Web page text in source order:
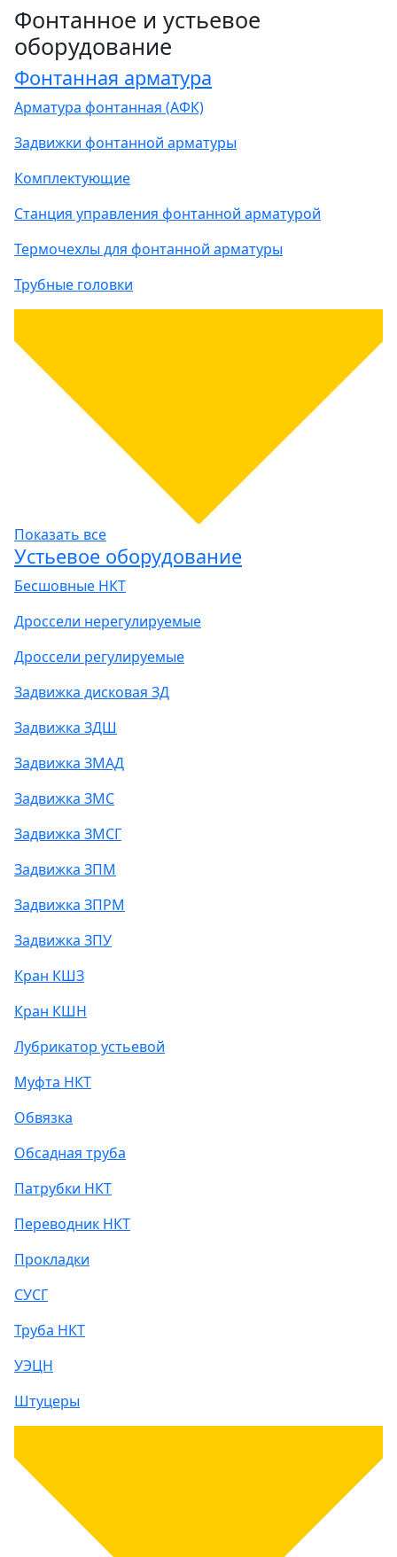
Фонтанное и устьевое
оборудование
Фонтанная арматура
Арматура фонтанная (АФК)
Задвижки фонтанной арматуры
Комплектующие
Станция управления фонтанной арматурой
Термочехлы для фонтанной арматуры
Трубные головки
Показать все
Устьевое оборудование
Бесшовные НКТ
Дроссели нерегулируемые
Дроссели регулируемые
Задвижка дисковая ЗД
Задвижка ЗДШ
Задвижка ЗМАД
Задвижка ЗМС
Задвижка ЗМСГ
Задвижка ЗПМ
Задвижка ЗПРМ
Задвижка ЗПУ
Кран КШЗ
Кран КШН
Лубрикатор устьевой
Муфта НКТ
Обвязка
Обсадная труба
Патрубки НКТ
Переводник НКТ
Прокладки
СУСГ
Труба НКТ
УЭЦН
Штуцеры